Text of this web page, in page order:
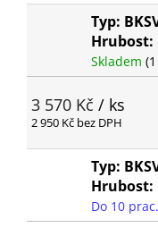
Typ:
Hrubost:
Skladem
3 570 Kč / ks
2 950 Kč bez DPH
Typ:
Hrubost:
Do 10